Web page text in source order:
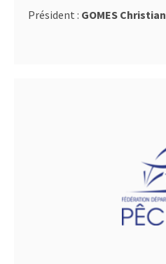
Président : GOMES Christian